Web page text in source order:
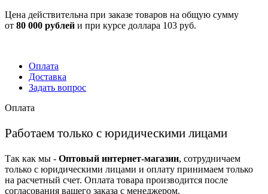
Цена действительна при заказе товаров на общую сумму
от 80 000 рублей и при курсе доллара 103 руб.
Оплата
Доставка
Задать вопрос
Оплата
Работаем только с юридическими лицами
Так как мы - Оптовый интернет-магазин, сотрудничаем
только с юридическими лицами и оплату принимаем только
на расчетный счет. Оплата товара производится после
согласования вашего заказа с менеджером.